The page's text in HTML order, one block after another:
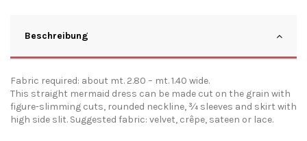
Beschreibung
Fabric required: about mt. 2.80 – mt. 1.40 wide.
This straight mermaid dress can be made cut on the grain with
figure-slimming cuts, rounded neckline, ¾ sleeves and skirt with
high side slit. Suggested fabric: velvet, crêpe, sateen or lace.